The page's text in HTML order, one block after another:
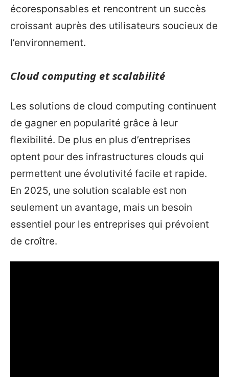
écoresponsables et rencontrent un succès
croissant auprès des utilisateurs soucieux de
l’environnement.
Cloud computing et scalabilité
Les solutions de cloud computing continuent
de gagner en popularité grâce à leur
flexibilité. De plus en plus d’entreprises
optent pour des infrastructures clouds qui
permettent une évolutivité facile et rapide.
En 2025, une solution scalable est non
seulement un avantage, mais un besoin
essentiel pour les entreprises qui prévoient
de croître.